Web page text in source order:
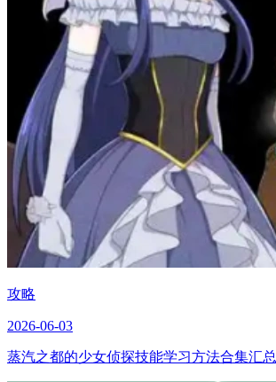
攻略
2026-06-03
蒸汽之都的少女侦探技能学习方法合集汇总